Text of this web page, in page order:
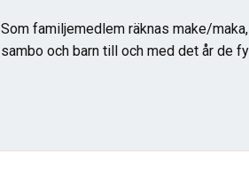
Som familjemedlem räknas make/maka,
sambo och barn till och med det år de